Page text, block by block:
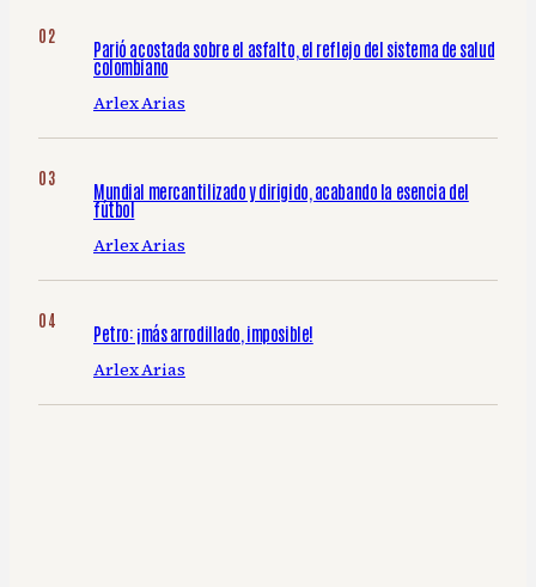
Parió acostada sobre el asfalto, el reflejo del sistema de salud
colombiano
Arlex Arias
Mundial mercantilizado y dirigido, acabando la esencia del
fútbol
Arlex Arias
Petro: ¡más arrodillado, imposible!
Arlex Arias